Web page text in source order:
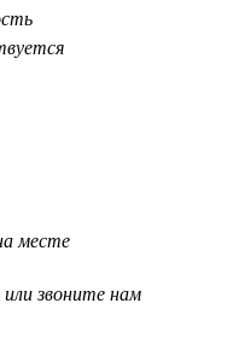
месте
звоните нам